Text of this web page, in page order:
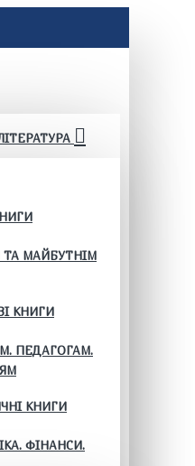
ТА МАЙБУТНІМ
КНИГИ
ПЕДАГОГАМ.
КНИГИ
ФІНАНСИ.